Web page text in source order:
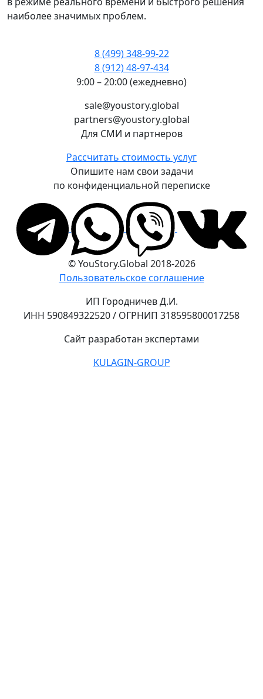
наиболее значимых проблем.
8 (499) 348-99-22
8 (912) 48-97-434
9:00 – 20:00 (ежедневно)
sale@youstory.global
partners@youstory.global
Для СМИ и партнеров
Рассчитать стоимость услуг
Опишите нам свои задачи
по конфиденциальной переписке
© YouStory.Global 2018-2026
Пользовательское соглашение
ИП Городничев Д.И.
ИНН 590849322520 / ОГРНИП 318595800017258
Сайт разработан экспертами
KULAGIN-GROUP